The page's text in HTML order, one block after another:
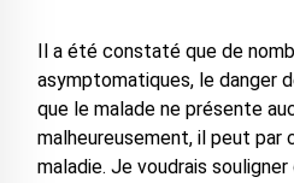
Il a été constaté que de
asymptomatiques, le danger
que le malade ne présente
malheureusement, il peut
maladie. Je voudrais